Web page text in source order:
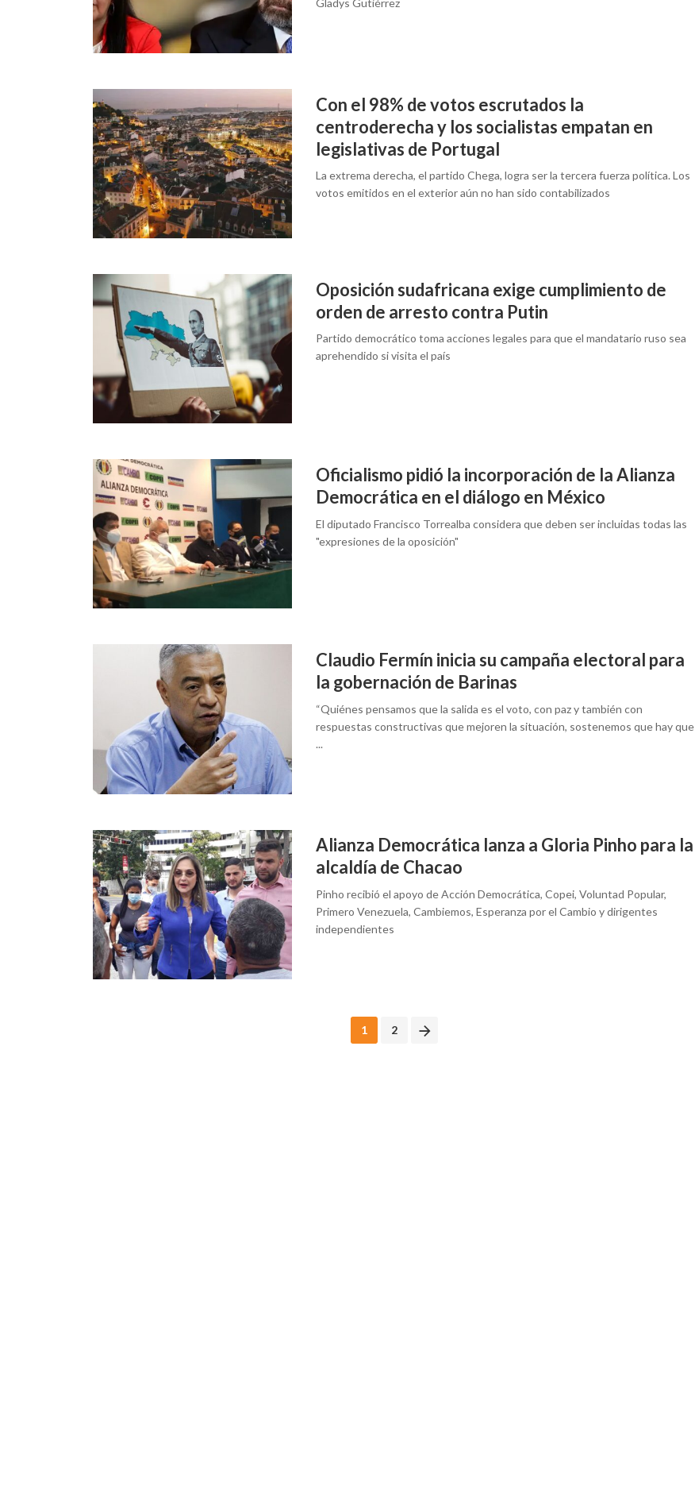
Gladys Gutiérrez
Con el 98% de votos escrutados la
centroderecha y los socialistas empatan en
legislativas de Portugal
La extrema derecha, el partido Chega, logra ser la tercera fuerza política. Los
votos emitidos en el exterior aún no han sido contabilizados
Oposición sudafricana exige cumplimiento de
orden de arresto contra Putin
Partido democrático toma acciones legales para que el mandatario ruso sea
aprehendido si visita el país
Oficialismo pidió la incorporación de la Alianza
Democrática en el diálogo en México
El diputado Francisco Torrealba considera que deben ser incluidas todas las
"expresiones de la oposición"
Claudio Fermín inicia su campaña electoral para
la gobernación de Barinas
“Quiénes pensamos que la salida es el voto, con paz y también con
respuestas constructivas que mejoren la situación, sostenemos que hay que
...
Alianza Democrática lanza a Gloria Pinho para la
alcaldía de Chacao
Pinho recibió el apoyo de Acción Democrática, Copei, Voluntad Popular,
Primero Venezuela, Cambiemos, Esperanza por el Cambio y dirigentes
independientes
1 2